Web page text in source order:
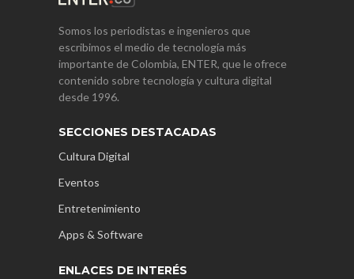
Somos los periodistas e ingenieros que
escribimos el medio de tecnología más
importante de Colombia, ENTER, que le ofrece
contenido sobre tecnología y cultura digital
desde 1996.
SECCIONES DESTACADAS
Cultura Digital
Eventos
Entretenimiento
Apps & Software
ENLACES DE INTERÉS